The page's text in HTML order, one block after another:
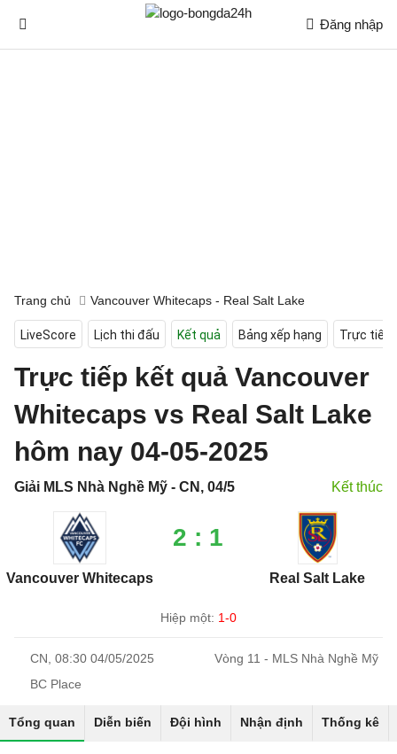
Đăng nhập
Trang chủ Vancouver Whitecaps - Real Salt Lake
LiveScore Lịch thi đấu Kết quả Bảng xếp hạng Trực tiếp
Trực tiếp kết quả Vancouver
Whitecaps vs Real Salt Lake
hôm nay 04-05-2025
Giải MLS Nhà Nghề Mỹ - CN, 04/5 Kết thúc
Vancouver Whitecaps
2 : 1
Real Salt Lake
Hiệp một: 1-0
CN, 08:30 04/05/2025
Vòng 11 - MLS Nhà Nghề Mỹ
BC Place
Tổng quan Diễn biến Đội hình Nhận định Thống kê